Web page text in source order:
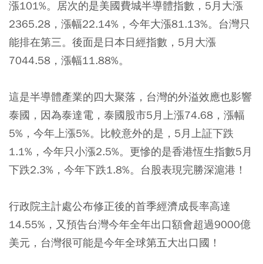
漲101%。居次的是美國費城半導體指數，5月大漲
2365.28，漲幅22.14%，今年大漲81.13%。台灣只
能排在第三。後面是日本日經指數，5月大漲
7044.58，漲幅11.88%。
這是半導體產業的四大聚落，台灣的外溢效應也影響
泰國，因為泰達電，泰國股市5月上漲74.68，漲幅
5%，今年上漲5%。比較意外的是，5月上証下跌
1.1%，今年只小漲2.5%。更慘的是香港恆生指數5月
下跌2.3%，今年下跌1.8%。台股表現完勝深滬港！
行政院主計處公布修正後的首季經濟成長率高達
14.55%，又預告台灣今年全年出口額會超過9000億
美元，台灣很可能是今年全球第五大出口國！